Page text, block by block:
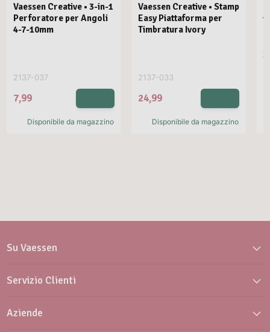
Vaessen Creative • 3-in-1
Perforatore per Angoli
4-7-10mm
2137-037
7,99
Disponibile da magazzino
Vaessen Creative • Stamp
Easy Piattaforma per
Timbratura Ivory
2137-033
24,99
Disponibile da magazzino
Su Vaessen
Servizio Clienti
Aziende